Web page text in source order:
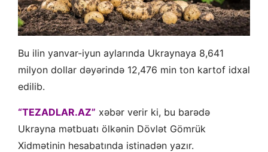
Bu ilin yanvar-iyun aylarında Ukraynaya 8,641
milyon dollar dəyərində 12,476 min ton kartof idxal
edilib.
“TEZADLAR.AZ” xəbər verir ki, bu barədə
Ukrayna mətbuatı ölkənin Dövlət Gömrük
Xidmətinin hesabatında istinadən yazır.